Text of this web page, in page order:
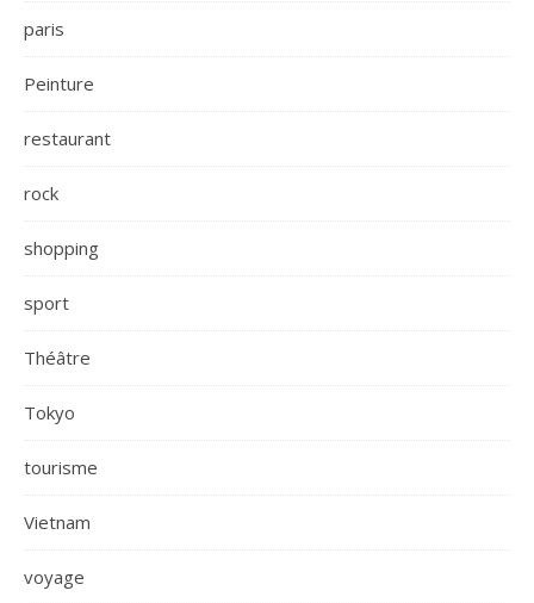
paris
Peinture
restaurant
rock
shopping
sport
Théâtre
Tokyo
tourisme
Vietnam
voyage